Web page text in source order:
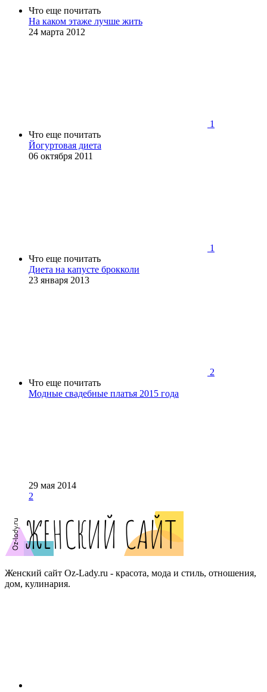
Что еще почитать
На каком этаже лучше жить
24 марта 2012
1
Что еще почитать
Йогуртовая диета
06 октября 2011
1
Что еще почитать
Диета на капусте брокколи
23 января 2013
2
Что еще почитать
Модные свадебные платья 2015 года
29 мая 2014
2
Женский сайт Oz-Lady.ru - красота, мода и стиль, отношения,
дом, кулинария.